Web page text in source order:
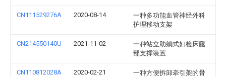
CN111529276A 2020-08-14
一种多功能血管神经外科
护理移动支架
CN214550140U 2021-11-02
一种站立助躺式妇检床腿
部支撑装置
CN110812028A 2020-02-21
一种方便拆卸牵引架的骨